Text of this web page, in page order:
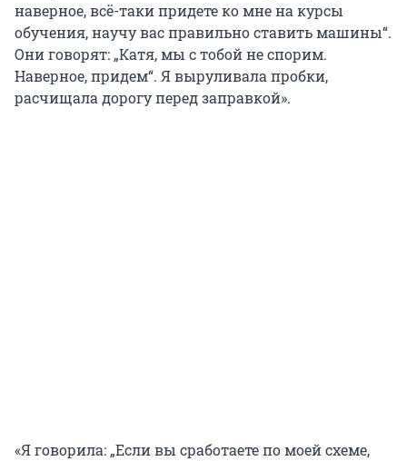
наверное, всё-таки придете ко мне на курсы
обучения, научу вас правильно ставить машины“.
Они говорят: „Катя, мы с тобой не спорим.
Наверное, придем“. Я выруливала пробки,
расчищала дорогу перед заправкой».
«Я говорила: „Если вы сработаете по моей схеме,